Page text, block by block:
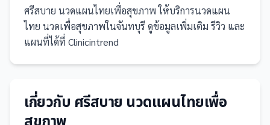
ศรีสบาย นวดแผนไทยเพื่อสุขภาพ ให้บริการนวดแผน
ไทย นวดเพื่อสุขภาพในจันทบุรี ดูข้อมูลเพิ่มเติม รีวิว และ
แผนที่ได้ที่ Clinicintrend
เกี่ยวกับ ศรีสบาย นวดแผนไทยเพื่อ